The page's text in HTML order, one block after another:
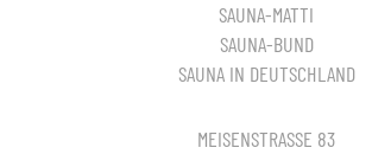
SAUNA-MATTI
SAUNA-BUND
SAUNA IN DEUTSCHLAND
MEISENSTRASSE 83